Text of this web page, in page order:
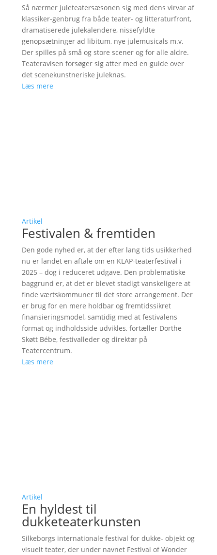
Så nærmer juleteatersæsonen sig med dens virvar af
klassiker-genbrug fra både teater- og litteraturfront,
dramatiserede julekalendere, nissefyldte
genopsætninger ad libitum, nye julemusicals m.v.
Der spilles på små og store scener og for alle aldre.
Teateravisen forsøger sig atter med en guide over
det scenekunstneriske juleknas.
Læs mere
Artikel
Festivalen & fremtiden
Den gode nyhed er, at der efter lang tids usikkerhed
nu er landet en aftale om en KLAP-teaterfestival i
2025 – dog i reduceret udgave. Den problematiske
baggrund er, at det er blevet stadigt vanskeligere at
finde værtskommuner til det store arrangement. Der
er brug for en mere holdbar og fremtidssikret
finansieringsmodel, samtidig med at festivalens
format og indholdsside udvikles, fortæller Dorthe
Skøtt Bébe, festivalleder og direktør på
Teatercentrum.
Læs mere
Artikel
En hyldest til
dukketeaterkunsten
Silkeborgs internationale festival for dukke- objekt og
visuelt teater, der under navnet Festival of Wonder